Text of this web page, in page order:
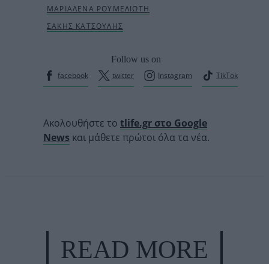
Follow us on
facebook
twitter Instagram TikTok
Ακολουθήστε το tlife.gr στο Google
News και μάθετε πρώτοι όλα τα νέα.
READ MORE